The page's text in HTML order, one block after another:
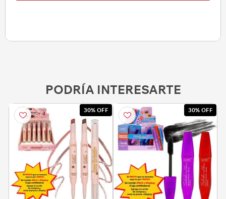
PODRÍA INTERESARTE
30% OFF 30% OFF